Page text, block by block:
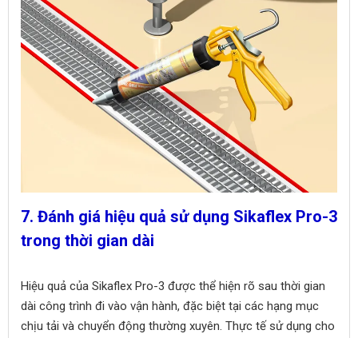
7. Đánh giá hiệu quả sử dụng Sikaflex Pro-3
trong thời gian dài
Hiệu quả của Sikaflex Pro-3 được thể hiện rõ sau thời gian
dài công trình đi vào vận hành, đặc biệt tại các hạng mục
chịu tải và chuyển động thường xuyên. Thực tế sử dụng cho